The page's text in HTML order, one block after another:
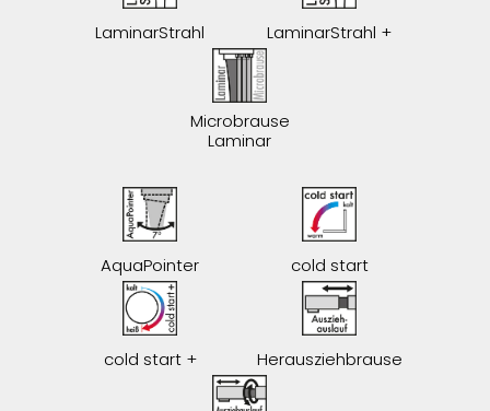
LaminarStrahl LaminarStrahl +
Microbrause
Laminar
AquaPointer cold start
cold start + Herausziehbrause